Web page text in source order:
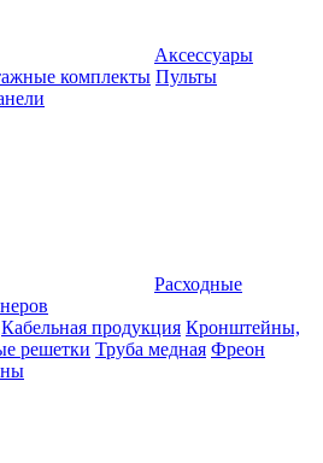
Аксессуары
комплекты Пульты
Расходные
Кабельная продукция Кронштейны,
решетки Труба медная Фреон